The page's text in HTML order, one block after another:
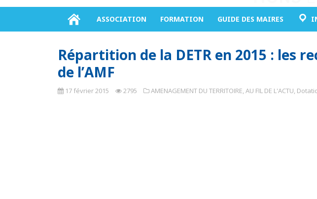
ASSOCIATION FORMATION GUIDE DES MAIRES
Répartition de la DETR en 2015 : les
de l’AMF
17 février 2015 2795 AMENAGEMENT DU TERRITOIRE,AU FIL DE L'ACTU,